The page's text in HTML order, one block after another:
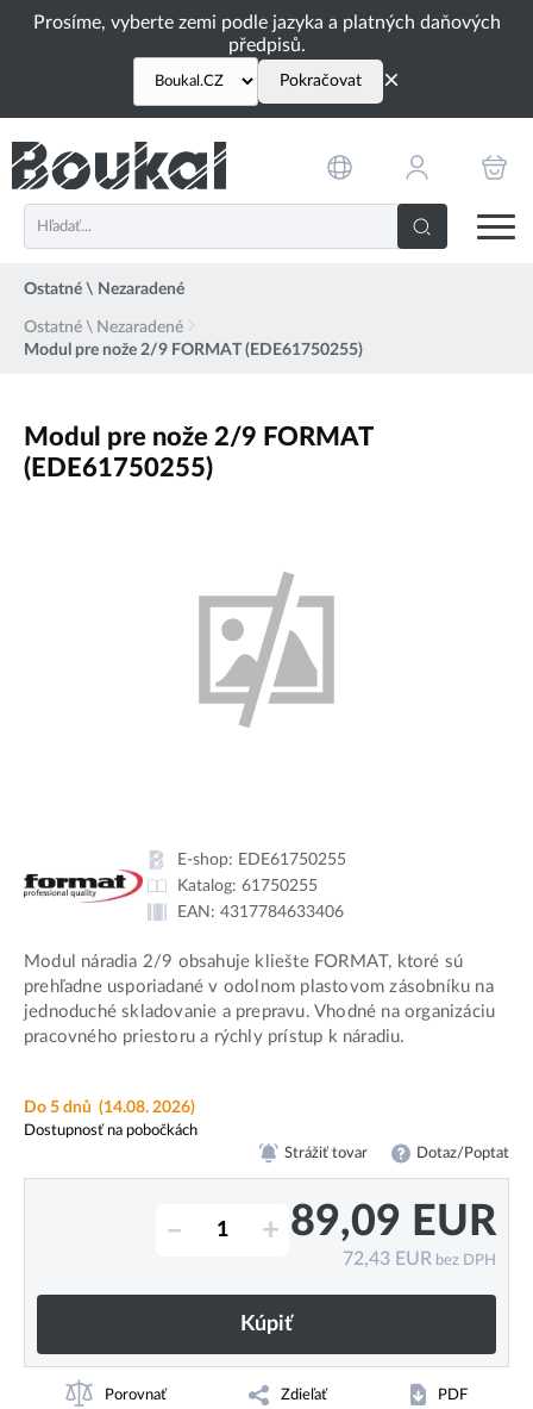
Prosíme, vyberte zemi podle jazyka a platných daňových
předpisů.
Pokračovat ×
Ostatné \ Nezaradené
Ostatné \ Nezaradené
Modul pre nože 2/9 FORMAT (EDE61750255)
Modul pre nože 2/9 FORMAT
(EDE61750255)
E-shop: EDE61750255
Katalog: 61750255
EAN: 4317784633406
Modul náradia 2/9 obsahuje kliešte FORMAT, ktoré sú
prehľadne usporiadané v odolnom plastovom zásobníku na
jednoduché skladovanie a prepravu. Vhodné na organizáciu
pracovného priestoru a rýchly prístup k náradiu.
Do 5 dnů (14.08. 2026)
Dostupnosť na pobočkách
Strážiť tovar Dotaz/Poptat
– + 89,09 EUR
72,43 EUR bez DPH
Kúpiť
Porovnať Zdieľať PDF